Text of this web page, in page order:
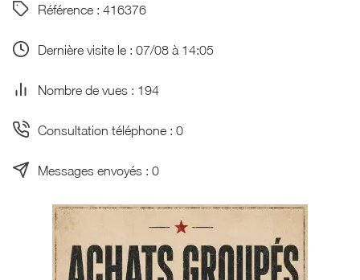
Référence : 416376
Dernière visite le : 07/08 à 14:05
Nombre de vues : 194
Consultation téléphone : 0
Messages envoyés : 0